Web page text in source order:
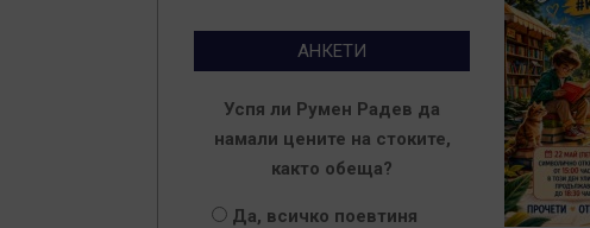
АНКЕТИ
Успя ли Румен Радев да
намали цените на стоките,
както обеща?
Да, всичко поевтиня